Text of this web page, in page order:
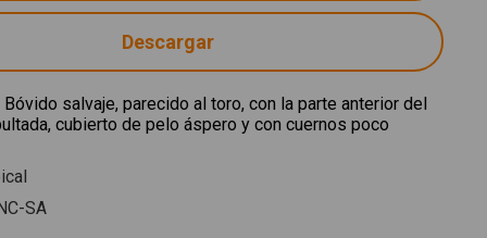
Descargar
Bóvido salvaje, parecido al toro, con la parte anterior del
cubierto de pelo áspero y con cuernos poco
SA